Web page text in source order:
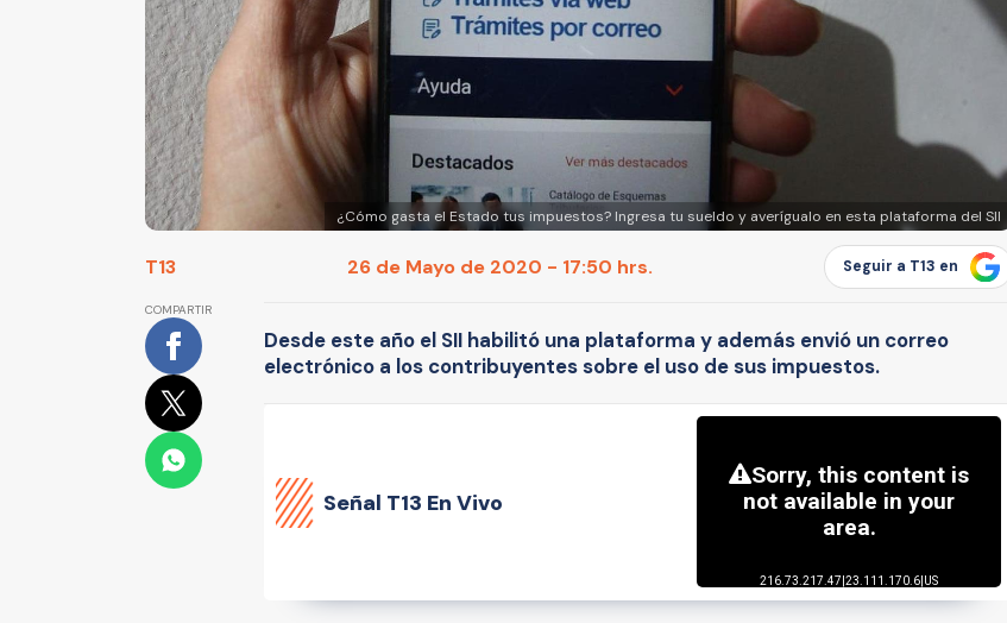
¿Cómo gasta el Estado tus impuestos? Ingresa tu sueldo y averígualo en esta plataforma del SII
T13 26 de Mayo de 2020 - 17:50 hrs. Seguir a T13 en
COMPARTIR
Desde este año el SII habilitó una plataforma y además envió un correo
electrónico a los contribuyentes sobre el uso de sus impuestos.
Señal T13 En Vivo